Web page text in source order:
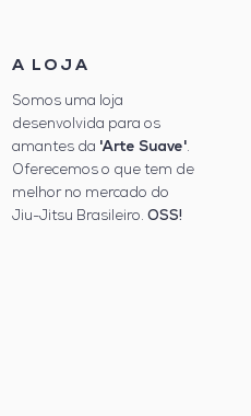
A LOJA
Somos uma loja
desenvolvida para os
amantes da 'Arte Suave'.
Oferecemos o que tem de
melhor no mercado do
Jiu-Jitsu Brasileiro. OSS!